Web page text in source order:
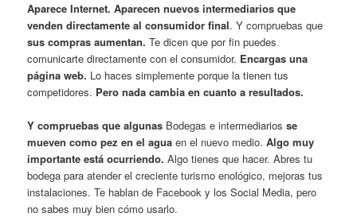
Aparece Internet. Aparecen nuevos intermediarios que
venden directamente al consumidor final. Y compruebas que
sus compras aumentan. Te dicen que por fin puedes
comunicarte directamente con el consumidor. Encargas una
página web. Lo haces simplemente porque la tienen tus
competidores. Pero nada cambia en cuanto a resultados.
Y compruebas que algunas Bodegas e intermediariosse
mueven como pez en el agua en el nuevo medio. Algo muy
importante está ocurriendo. Algo tienes que hacer. Abres tu
bodega para atender el creciente turismo enológico, mejoras tus
instalaciones. Te hablan de Facebook y los Social Media, pero
no sabes muy bien cómo usarlo.